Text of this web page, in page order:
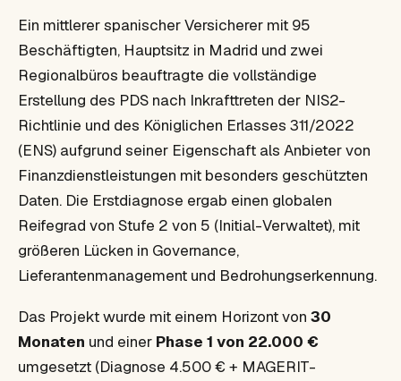
Ein mittlerer spanischer Versicherer mit 95
Beschäftigten, Hauptsitz in Madrid und zwei
Regionalbüros beauftragte die vollständige
Erstellung des PDS nach Inkrafttreten der NIS2-
Richtlinie und des Königlichen Erlasses 311/2022
(ENS) aufgrund seiner Eigenschaft als Anbieter von
Finanzdienstleistungen mit besonders geschützten
Daten. Die Erstdiagnose ergab einen globalen
Reifegrad von Stufe 2 von 5 (Initial-Verwaltet), mit
größeren Lücken in Governance,
Lieferantenmanagement und Bedrohungserkennung.
Das Projekt wurde mit einem Horizont von 30
Monaten und einer Phase 1 von 22.000 €
umgesetzt (Diagnose 4.500 € + MAGERIT-